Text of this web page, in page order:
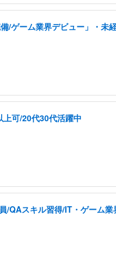
/ゲーム業界デビュー」・未
上可/20代30代活躍中
/QAスキル習得/IT・ゲーム